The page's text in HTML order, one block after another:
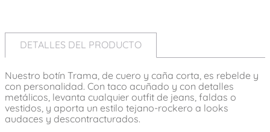
DETALLES DEL PRODUCTO
Nuestro botín Trama, de cuero y caña corta, es rebelde y
con personalidad. Con taco acuñado y con detalles
metálicos, levanta cualquier outfit de jeans, faldas o
vestidos, y aporta un estilo tejano-rockero a looks
audaces y descontracturados.